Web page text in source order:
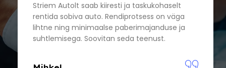
Striem Autolt saab kiiresti ja taskukohaselt
rentida sobiva auto. Rendiprotsess on väga
lihtne ning minimaalse paberimajanduse ja
suhtlemisega. Soovitan seda teenust.